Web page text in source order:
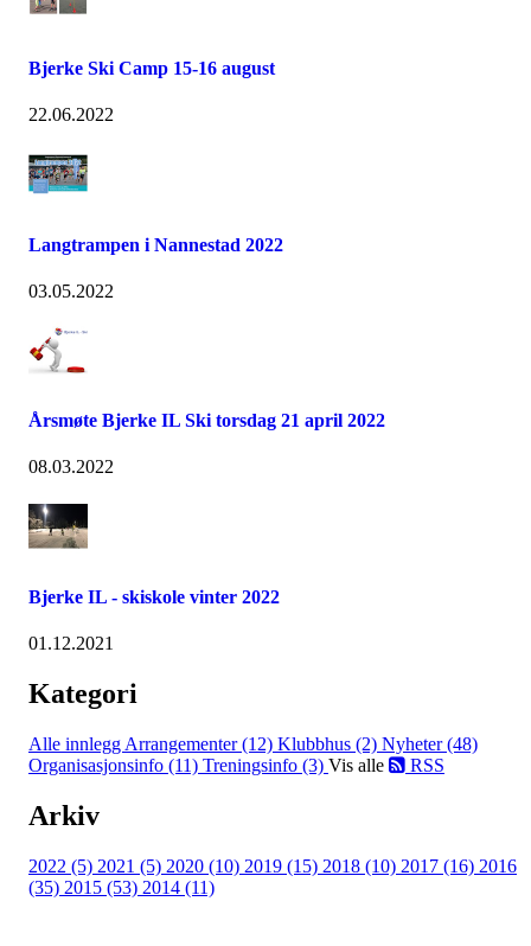
Bjerke Ski Camp 15-16 august
22.06.2022
Langtrampen i Nannestad 2022
03.05.2022
Årsmøte Bjerke IL Ski torsdag 21 april 2022
08.03.2022
Bjerke IL - skiskole vinter 2022
01.12.2021
Kategori
Alle innlegg Arrangementer (12) Klubbhus (2) Nyheter (48)
Organisasjonsinfo (11) Treningsinfo (3) Vis alle RSS
Arkiv
2022 (5) 2021 (5) 2020 (10) 2019 (15) 2018 (10) 2017 (16) 2016
(35) 2015 (53) 2014 (11)